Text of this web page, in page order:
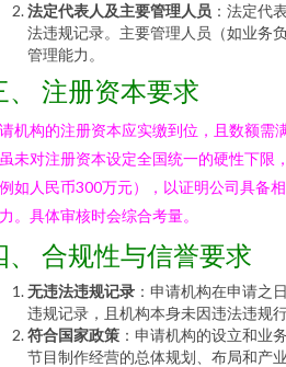
法定代表人及主要管理人员 ：法定代
法违规记录。主要管理人员（如业务
管理能力。
、 注册资本要求
机构的注册资本应实缴到位，且数额需
未对注册资本设定全国统一的硬性下限
如人民币300万元），以证明公司具备
。具体审核时会综合考量。
、 合规性与信誉要求
无违法违规记录 ：申请机构在申请之
违规记录，且机构本身未因违法违规
符合国家政策 ：申请机构的设立和业
节目制作经营的总体规划、布局和产业